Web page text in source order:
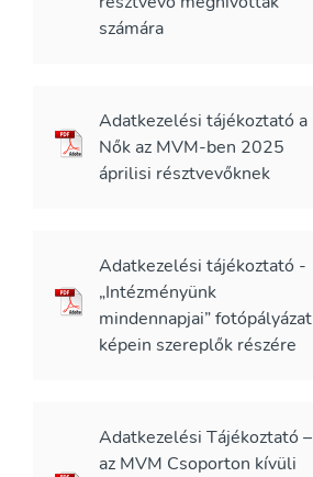
számára
Adatkezelési tájékoztató a
Nők az MVM-ben 2025
áprilisi résztvevőknek
Adatkezelési tájékoztató -
„Intézményünk
mindennapjai” fotópályázat
képein szereplők részére
Adatkezelési Tájékoztató –
az MVM Csoporton kívüli